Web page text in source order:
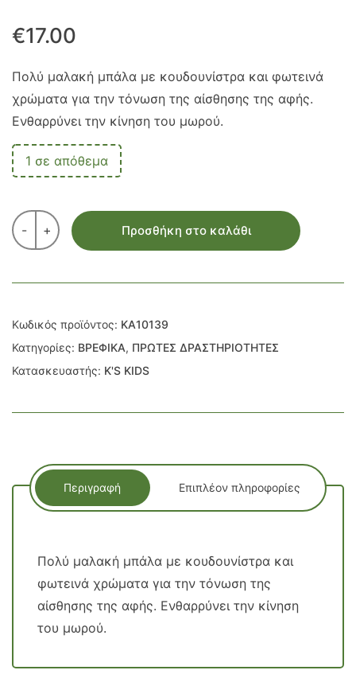
€17.00
Πολύ μαλακή μπάλα με κουδουνίστρα και φωτεινά
χρώματα για την τόνωση της αίσθησης της αφής.
Ενθαρρύνει την κίνηση του μωρού.
1 σε απόθεμα
- + Προσθήκη στο καλάθι
Κωδικός προϊόντος: KA10139
Κατηγορίες: ΒΡΕΦΙΚΑ, ΠΡΩΤΕΣ ΔΡΑΣΤΗΡΙΟΤΗΤΕΣ
Κατασκευαστής: K'S KIDS
Περιγραφή Επιπλέον πληροφορίες
Πολύ μαλακή μπάλα με κουδουνίστρα και
φωτεινά χρώματα για την τόνωση της
αίσθησης της αφής. Ενθαρρύνει την κίνηση
του μωρού.